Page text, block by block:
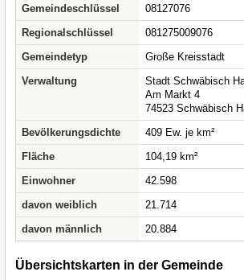
Gemeindeschlüssel
08127076
Regionalschlüssel
081275009076
Gemeindetyp
Große Kreisstadt
Verwaltung
Stadt Schwäbisch
Am Markt 4
74523 Schwäbisch
Bevölkerungsdichte
409 Ew. je km²
Fläche
104,19 km²
Einwohner
42.598
davon weiblich
21.714
davon männlich
20.884
Übersichtskarten in der Gemeinde